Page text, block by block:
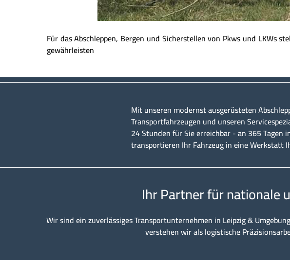
Für das Abschleppen, Bergen und Sicherstellen von Pkws und LKWs
gewährleisten
Mit unseren modernst ausgerüsteten
Transportfahrzeugen und unseren
24 Stunden für Sie erreichbar - an 365 Tagen
transportieren Ihr Fahrzeug in eine Werkstatt
Ihr Partner für nationale
Wir sind ein zuverlässiges Transportunternehmen in Leipzig &
verstehen wir als logistische